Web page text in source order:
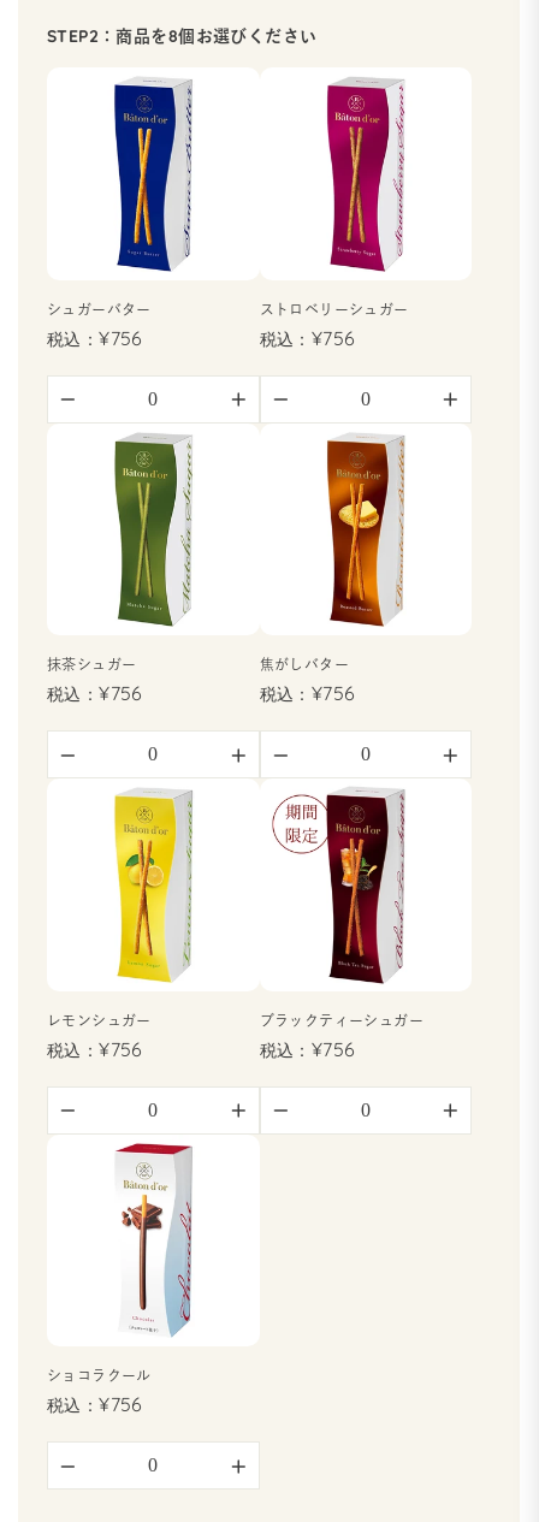
STEP2：商品を8個お選びください
シュガーバター
¥756
− +
ストロベリーシュガー
¥756
− +
抹茶シュガー
¥756
− +
焦がしバター
¥756
− +
レモンシュガー
¥756
− +
ブラックティーシュガー
¥756
− +
ショコラクール
¥756
− +